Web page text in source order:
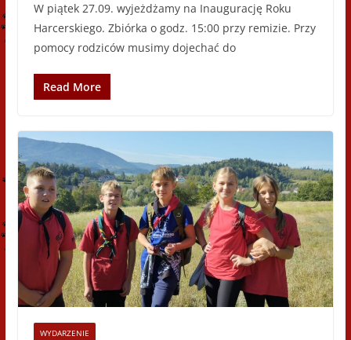
W piątek 27.09. wyjeżdżamy na Inaugurację Roku
Harcerskiego. Zbiórka o godz. 15:00 przy remizie. Przy
pomocy rodziców musimy dojechać do
Read More
WYDARZENIE